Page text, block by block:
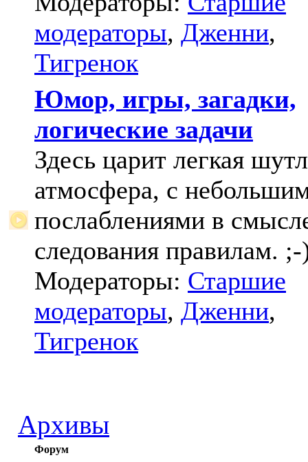
модераторы, Дженни,
Тигренок
Юмор, игры, загадки,
логические задачи
Здесь царит легкая
атмосфера, с
послаблениями в
следования правилам.
Модераторы: Старшие
модераторы, Дженни,
Тигренок
Архивы
Форум